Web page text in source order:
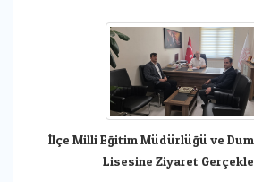
İlçe Milli Eğitim Müdürlüğü ve
Lisesine Ziyaret